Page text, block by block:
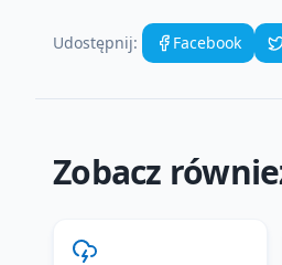
Udostępnij: Facebook
Zobacz